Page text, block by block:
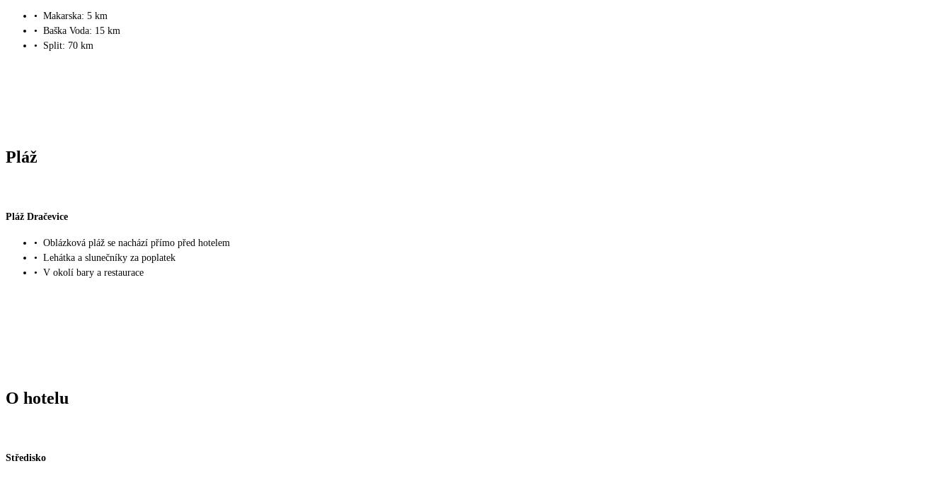
• Makarska: 5 km
• Baška Voda: 15 km
•
Split: 70 km
Pláž
Pláž Dračevice
• Oblázková pláž se nachází přímo před hotelem
• Lehátka a slunečníky za poplatek
• V okolí bary a restaurace
O hotelu
Středisko